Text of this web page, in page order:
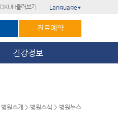
DKUH둘러보기 Language ▼
진료예약
건강정보
병원소개 > 병원소식 > 병원뉴스